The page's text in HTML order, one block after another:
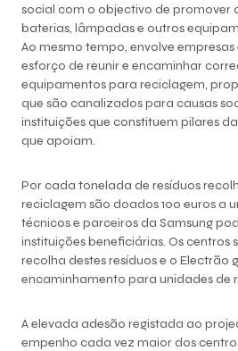
social com o objectivo de promover
baterias, lâmpadas e outros
Ao mesmo tempo, envolve
esforço de reunir e encaminhar
equipamentos para reciclagem,
que são canalizados para causas
instituições que constituem pilares
que apoiam.
Por cada tonelada de resíduos
reciclagem são doados 100 euros a
técnicos e parceiros da Samsung
instituições beneficiárias. Os centros
recolha destes resíduos e o Electrão
encaminhamento para unidades de
A elevada adesão registada ao
empenho cada vez maior dos